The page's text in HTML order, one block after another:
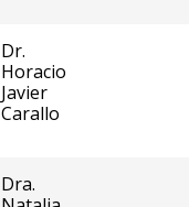
Dr.
Horacio
Javier
Carallo
Dra.